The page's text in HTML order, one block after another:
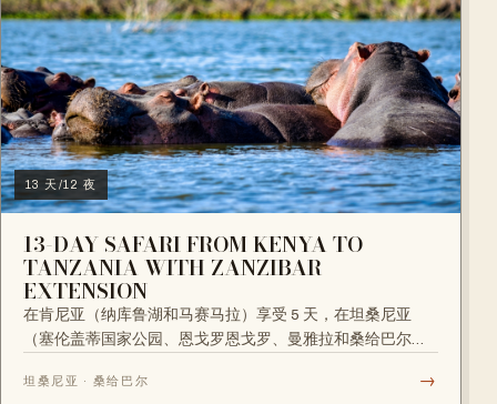
13 天/12 夜
13-DAY SAFARI FROM KENYA TO
TANZANIA WITH ZANZIBAR
EXTENSION
在肯尼亚（纳库鲁湖和马赛马拉）享受 5 天，在坦桑尼亚
（塞伦盖蒂国家公园、恩戈罗恩戈罗、曼雅拉和桑给巴尔）
坦桑尼亚 · 桑给巴尔 →